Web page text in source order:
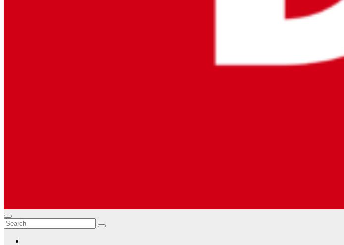
Dugopolje Portal
Najnovije vijesti Hrvatske, Dalmacije i Svijeta